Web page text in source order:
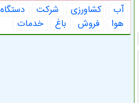
آب كشاورزی شركت
دستگاه
هوا
فروش باغ خدمات